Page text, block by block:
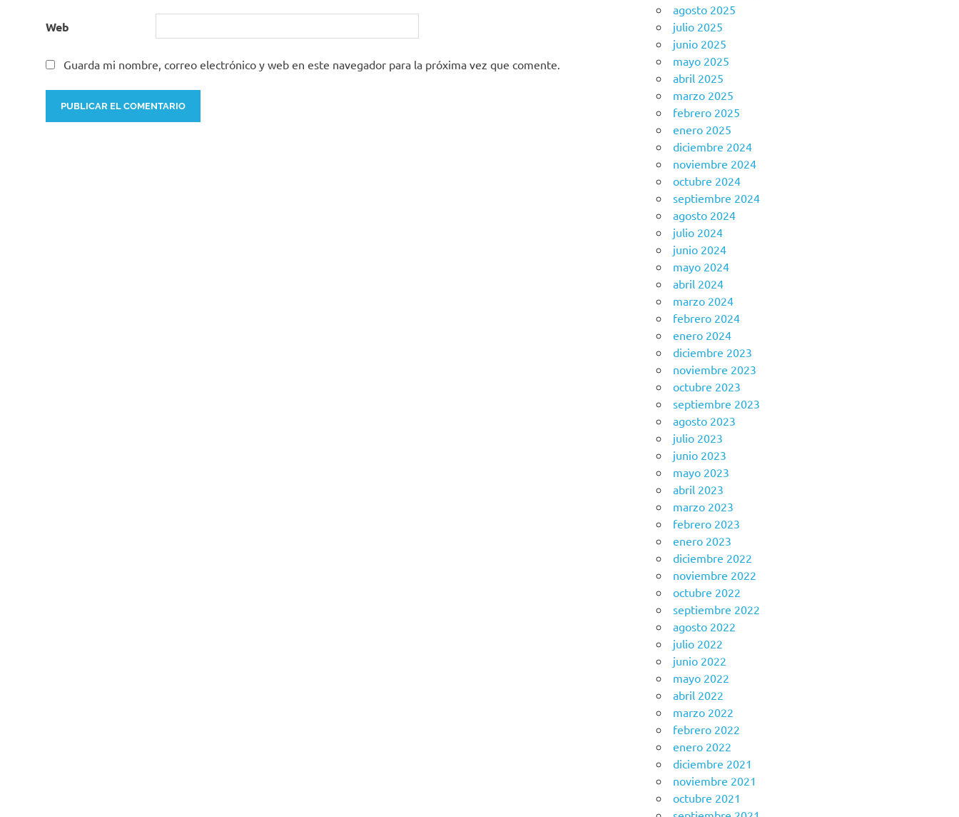
Web
Guarda mi nombre, correo electrónico y web en este navegador para la próxima vez que comente.
agosto 2025
julio 2025
junio 2025
mayo 2025
abril 2025
marzo 2025
febrero 2025
enero 2025
diciembre 2024
noviembre 2024
octubre 2024
septiembre 2024
agosto 2024
julio 2024
junio 2024
mayo 2024
abril 2024
marzo 2024
febrero 2024
enero 2024
diciembre 2023
noviembre 2023
octubre 2023
septiembre 2023
agosto 2023
julio 2023
junio 2023
mayo 2023
abril 2023
marzo 2023
febrero 2023
enero 2023
diciembre 2022
noviembre 2022
octubre 2022
septiembre 2022
agosto 2022
julio 2022
junio 2022
mayo 2022
abril 2022
marzo 2022
febrero 2022
enero 2022
diciembre 2021
noviembre 2021
octubre 2021